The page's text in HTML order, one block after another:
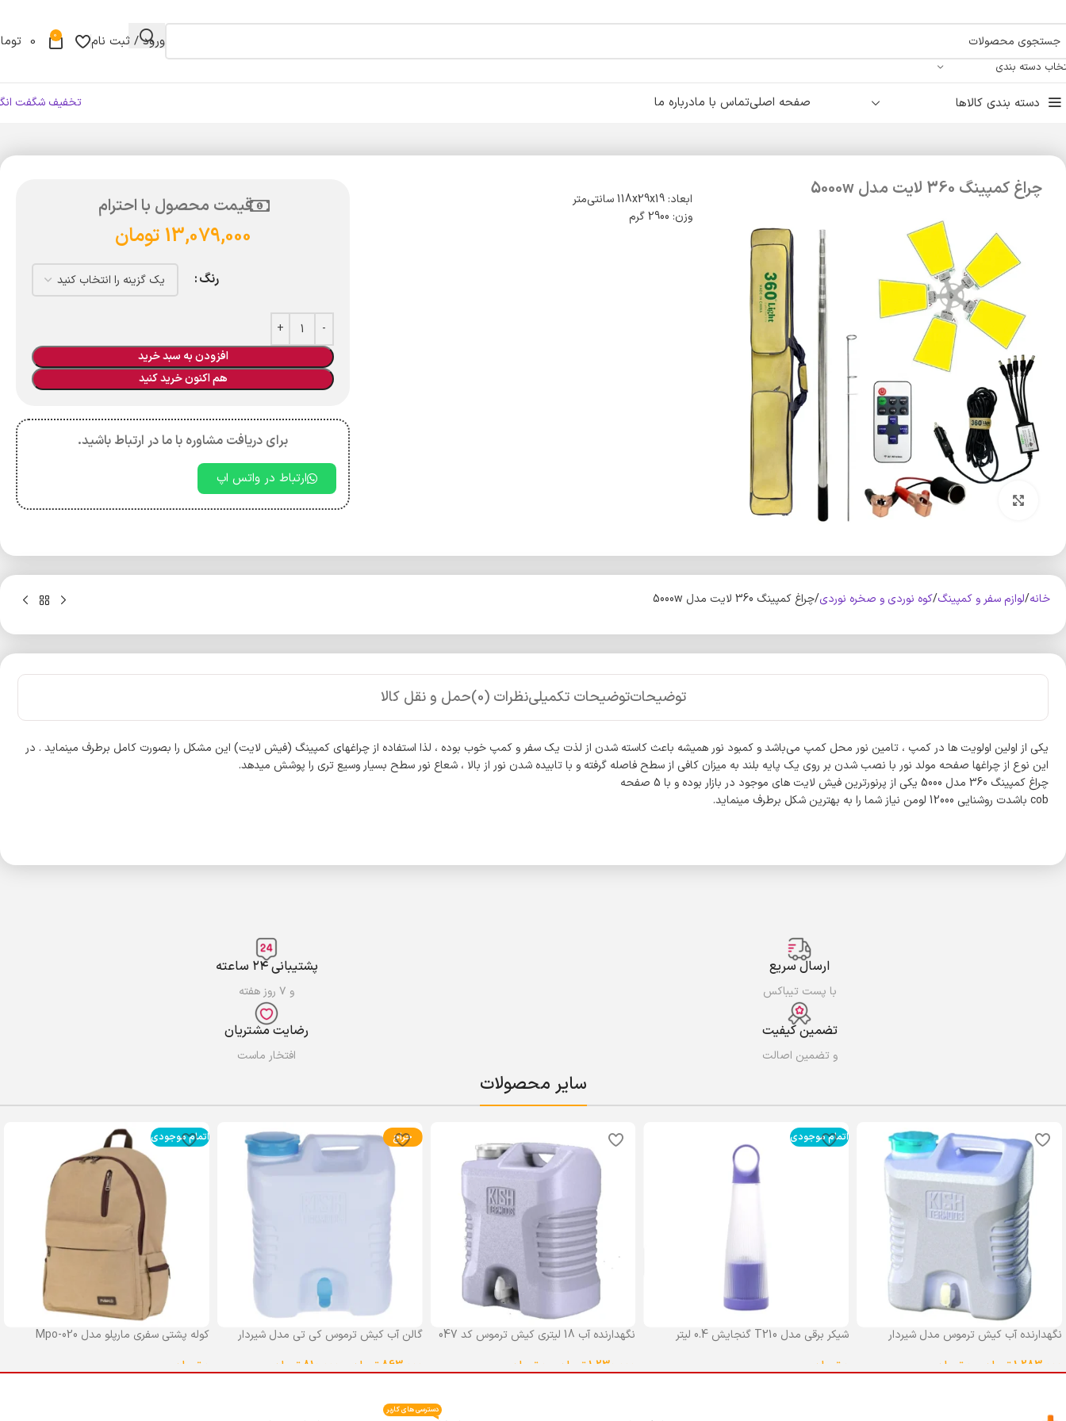
دسته بندی
ورود / ثبت نام 0
0
دسته بندی کالاها صفحه اصلیتماس با مادرباره ما تخفیف شگفت
چراغ کمپینگ 360 لایت مدل 5000w
بزرگنمایی تصویر
ابعاد: 118x29x19 سانتی‌متر
وزن: 2900 گرم
قیمت محصول با احترام
13,079,000 تومان
رنگ
افزودن به سبد خرید
هم اکنون خرید کنید
برای دریافت مشاوره با ما در ارتباط باشید.
ارتباط در واتس اپ
خانه لوازم سفر و کمپینگ کوه‌ نوردی و صخره نوردی چراغ کمپینگ 360 لایت مدل 5000w
توضیحاتتوضیحات تکمیلینظرات (0) حمل و نقل کالا
یکی از اولین اولویت ها در کمپ ، تامین نور محل کمپ می‌باشد و کمبود نور همیشه باعث کاسته شدن از لذت یک سفر و کمپ خوب بوده ، لذا استفاده از چراغهای کمپینگ (فیش لایت) این مشکل را بصورت کامل برطرف مینماید . در
این نوع از چراغها صفحه مولد نور با نصب شدن بر روی یک پایه بلند به میزان کافی از سطح فاصله گرفته و با تابیده شدن نور از بالا ، شعاع نور سطح بسیار وسیع تری را پوشش میدهد.
چراغ کمپینگ 360 مدل 5000 یکی از پرنورترین فیش لایت های موجود در بازار بوده و با 5 صفحه
cob باشدت روشنایی 12000 لومن نیاز شما را به بهترین شکل برطرف مینماید.
ارسال سریع
با پست تیباکس
پشتیبانی ۲۴ ساعته
و ۷ روز هفته
تضمین کیفیت
و تضمین اصالت
رضایت مشتریان
افتخار ماست
سایر محصولات
نگهدارنده آب کیش ترموس مدل شیردار
1,283,000تومان تومان
اتمام موجودی
شیکر برقی مدل T210 گنجایش 0.4 لیتر
تومان
نگهدارنده آب 18 لیتری کیش ترموس کد 047
1,230,000تومان تومان
حراج
گالن آب کیش ترموس کی تی مدل شیردار
863,000 تومان 810,000 تومان
اتمام موجودی
کوله پشتی سفری مارپلو مدل Mpo-020
تومان
دسترسی های کاربر